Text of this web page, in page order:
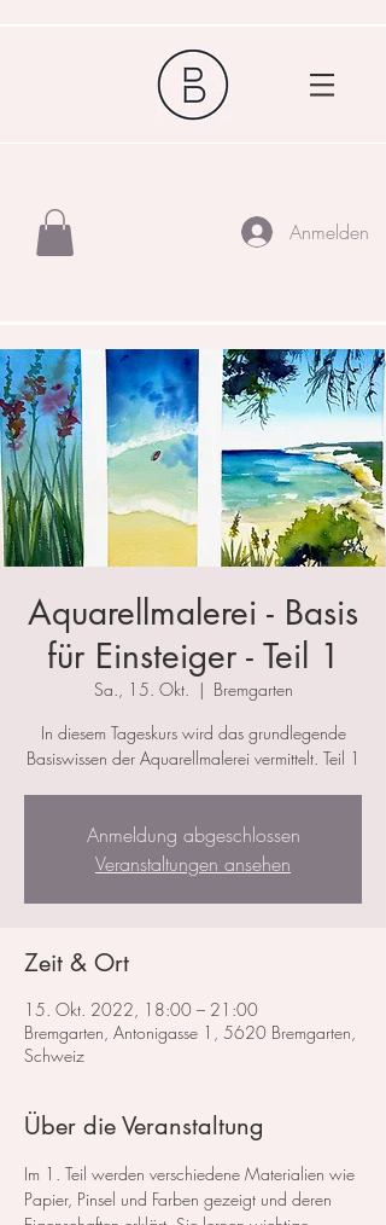
Anmelden
Aquarellmalerei - Basis
für Einsteiger - Teil 1
Sa., 15. Okt.
  |
Bremgarten
In diesem Tageskurs wird das grundlegende
Basiswissen der Aquarellmalerei vermittelt. Teil 1
Anmeldung abgeschlossen
Veranstaltungen ansehen
Zeit & Ort
15. Okt. 2022, 18:00 – 21:00
Bremgarten, Antonigasse 1, 5620 Bremgarten,
Schweiz
Über die Veranstaltung
Im 1. Teil werden verschiedene Materialien wie
Papier, Pinsel und Farben gezeigt und deren